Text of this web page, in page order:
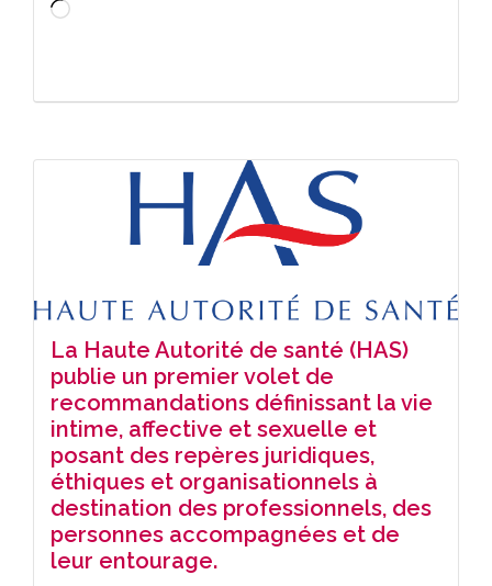
Chargement…
La Haute Autorité de santé (HAS)
publie un premier volet de
recommandations définissant la vie
intime, affective et sexuelle et
posant des repères juridiques,
éthiques et organisationnels à
destination des professionnels, des
personnes accompagnées et de
leur entourage.